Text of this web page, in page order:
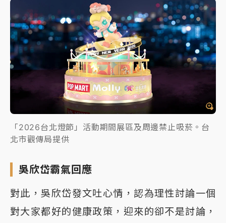
「2026台北燈節」活動期間展區及周邊禁止吸菸。台
北市觀傳局提供
吳欣岱霸氣回應
對此，吳欣岱發文吐心情，認為理性討論一個
對大家都好的健康政策，迎來的卻不是討論，